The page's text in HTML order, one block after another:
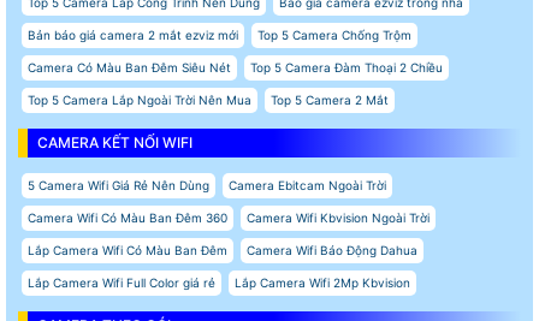
Bản báo giá camera 2 mắt ezviz mới Top 5 Camera Chống Trộm
Camera Có Màu Ban Đêm Siêu Nét Top 5 Camera Đàm Thoại 2 Chiều
Top 5 Camera Lắp Ngoài Trời Nên Mua Top 5 Camera 2 Mắt
CAMERA KẾT NỐI WIFI
5 Camera Wifi Giá Rẻ Nên Dùng Camera Ebitcam Ngoài Trời
Camera Wifi Có Màu Ban Đêm 360 Camera Wifi Kbvision Ngoài Trời
Lắp Camera Wifi Có Màu Ban Đêm Camera Wifi Báo Động Dahua
Lắp Camera Wifi Full Color giá rẻ Lắp Camera Wifi 2Mp Kbvision